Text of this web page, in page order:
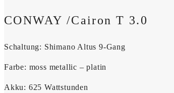
CONWAY /Cairon T 3.0
Schaltung: Shimano Altus 9-Gang
Farbe: moss metallic – platin
Akku: 625 Wattstunden